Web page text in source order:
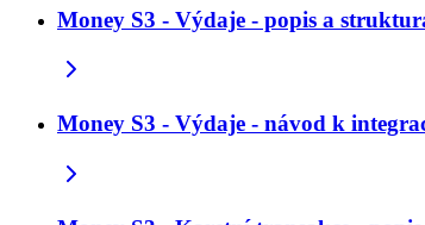
Money S3 - Výdaje - popis a
Money S3 - Výdaje - návod k